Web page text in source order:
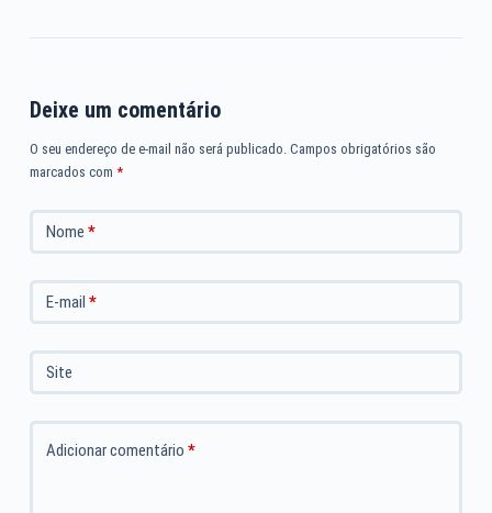
Deixe um comentário
O seu endereço de e-mail não será publicado. Campos obrigatórios são
marcados com *
Nome *
E-mail *
Site
Adicionar comentário *